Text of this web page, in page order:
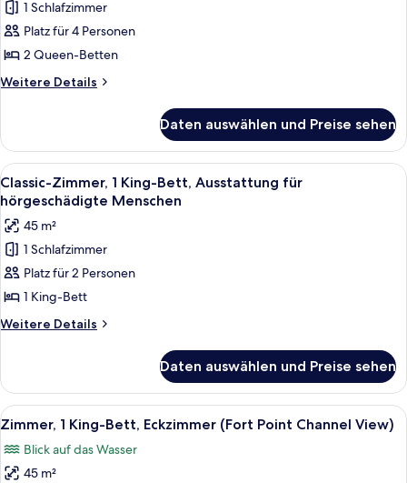
2 Queen-
Betten,
barrierefrei,
Nichtraucher
(Communications,
View)
anzeigen
1 Schlafzimmer
Platz für 4 Personen
2 Queen-Betten
Weitere Details
Weitere
Zimmer,
2 Queen-
Betten,
barrierefrei,
Nichtraucher
(Communications,
Channel
View)
Daten auswählen und Preise sehen
Alle
Fotos
für
Classic-
Zimmer,
1 King-
Bett,
Ausstattung
Menschen
anzeigen
Ein Hotelzimmer mit einem großen
5
Classic-Zimmer, 1 King-Bett, Ausstattung für
hörgeschädigte Menschen
45 m²
1 Schlafzimmer
Platz für 2 Personen
1 King-Bett
Weitere Details
Weitere
Zimmer,
1 King-
Bett,
für
hörgeschädigte
Daten auswählen und Preise sehen
Alle
Fotos
für
Zimmer,
Ein Hotelzimmer mit einem großen
7
Zimmer, 1 King-Bett, Eckzimmer (Fort Point Channel View)
Blick auf das Wasser
45 m²